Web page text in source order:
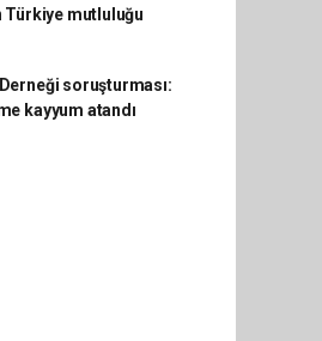
Türkiye mutluluğu
soruşturması:
kayyum atandı